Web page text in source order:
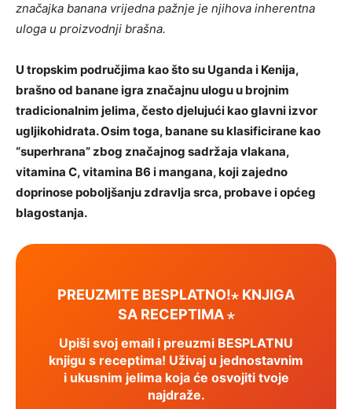
značajka banana vrijedna pažnje je njihova inherentna
uloga u proizvodnji brašna.
U tropskim područjima kao što su Uganda i Kenija,
brašno od banane igra značajnu ulogu u brojnim
tradicionalnim jelima, često djelujući kao glavni izvor
ugljikohidrata. Osim toga, banane su klasificirane kao
“superhrana” zbog značajnog sadržaja vlakana,
vitamina C, vitamina B6 i mangana, koji zajedno
doprinose poboljšanju zdravlja srca, probave i općeg
blagostanja.
PREUZMITE BESPLATNO!⋆ KNJIGA
SA RECEPTIMA ⋆
Upiši svoj email i preuzmi BESPLATNU
knjigu s receptima! Uživaj u jednostavnim
i ukusnim jelima koja će osvojiti tvoje
najdraže.